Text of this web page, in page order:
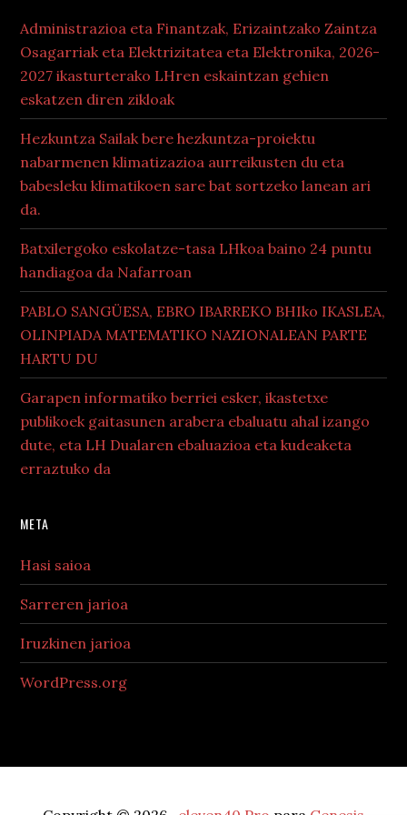
Administrazioa eta Finantzak, Erizaintzako Zaintza
Osagarriak eta Elektrizitatea eta Elektronika, 2026-
2027 ikasturterako LHren eskaintzan gehien
eskatzen diren zikloak
Hezkuntza Sailak bere hezkuntza-proiektu
nabarmenen klimatizazioa aurreikusten du eta
babesleku klimatikoen sare bat sortzeko lanean ari
da.
Batxilergoko eskolatze-tasa LHkoa baino 24 puntu
handiagoa da Nafarroan
PABLO SANGÜESA, EBRO IBARREKO BHIko IKASLEA,
OLINPIADA MATEMATIKO NAZIONALEAN PARTE
HARTU DU
Garapen informatiko berriei esker, ikastetxe
publikoek gaitasunen arabera ebaluatu ahal izango
dute, eta LH Dualaren ebaluazioa eta kudeaketa
erraztuko da
META
Hasi saioa
Sarreren jarioa
Iruzkinen jarioa
WordPress.org